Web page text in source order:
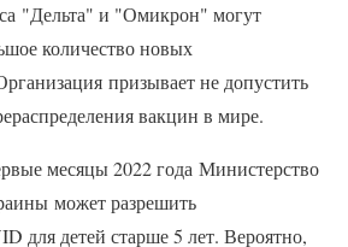
"Дельта" и "Омикрон" могут
количество новых
призывает не допустить
вакцин в мире.
месяцы 2022 года Министерство
может разрешить
для детей старше 5 лет. Вероятно,